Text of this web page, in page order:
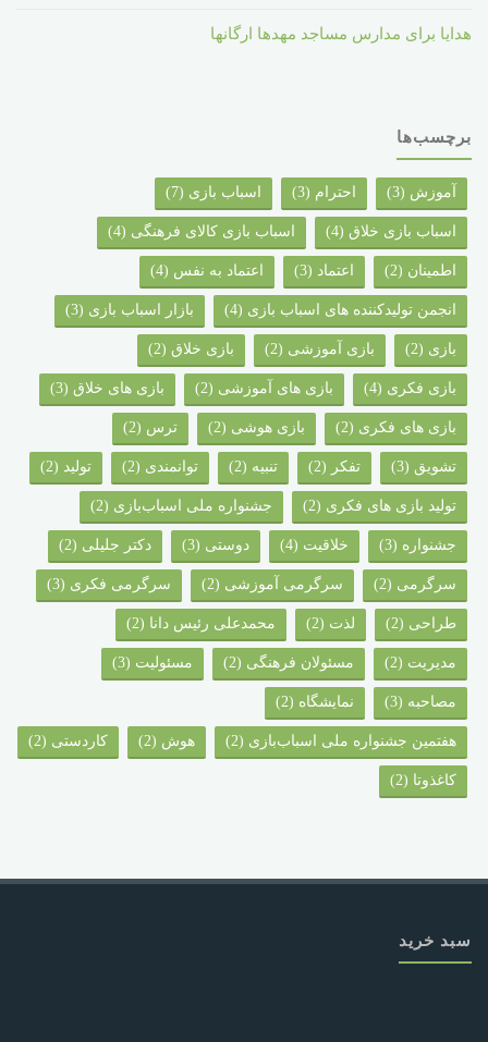
هدایا برای مدارس مساجد مهدها ارگانها
برچسب‌ها
آموزش (3) احترام (3) اسباب بازی (7)
اسباب بازی خلاق (4) اسباب بازی کالای فرهنگی (4)
اطمینان (2) اعتماد (3) اعتماد به نفس (4)
انجمن تولیدکننده های اسباب بازی (4) بازار اسباب بازی (3)
بازی (2) بازی آموزشی (2) بازی خلاق (2)
بازی فکری (4) بازی های آموزشی (2) بازی های خلاق (3)
بازی های فکری (2) بازی هوشی (2) ترس (2)
تشویق (3) تفکر (2) تنبیه (2) توانمندی (2) تولید (2)
تولید بازی های فکری (2) جشنواره ملی اسباب‌بازی (2)
جشنواره‌ (3) خلاقیت (4) دوستی (3) دکتر جلیلی (2)
سرگرمی (2) سرگرمی آموزشی (2) سرگرمی فکری (3)
طراحی (2) لذت (2) محمدعلی رئیس دانا (2)
مدیریت (2) مسئولان فرهنگی (2) مسئولیت (3)
مصاحبه (3) نمایشگاه (2)
هفتمین جشنواره ملی اسباب‌بازی (2) هوش (2) کاردستی (2)
کاغذوتا (2)
سبد خرید